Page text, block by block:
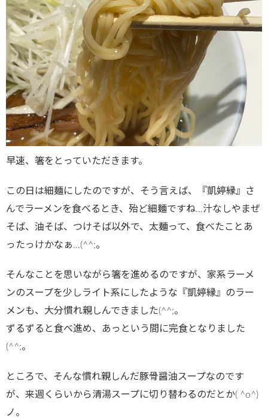
早速、箸をとっていただきます。
この日は細麺にしたのですが、そう言えば、『凱婷縁』さ
んでラーメンを食べるとき、殆ど細麺ですね…汁なしやまぜ
そば、油そば、つけそば以外で、太麺って、食べたことあ
ったっけかなぁ…(^^;。
そんなことを思いながら箸を進めるのですが、家系ラーメ
ンのスープを少しライト系にしたような『凱婷縁』のラー
メンも、大分慣れ親しんできました(^^;。
ずるずると食べ進め、あっという間に完食となりました
(^^;。
ところで、そんな慣れ親しんだ豚骨醤油スープなのです
が、来週くらいから清湯スープに切り替わるのだとか( ^o^)
ノ。